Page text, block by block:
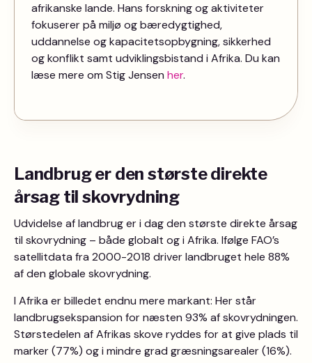
afrikanske lande. Hans forskning og aktiviteter
fokuserer på miljø og bæredygtighed,
uddannelse og kapacitetsopbygning, sikkerhed
og konflikt samt udviklingsbistand i Afrika. Du kan
læse mere om Stig Jensen her.
Landbrug er den største direkte
årsag til skovrydning
Udvidelse af landbrug er i dag den største direkte årsag
til skovrydning – både globalt og i Afrika. Ifølge FAO’s
satellitdata fra 2000-2018 driver landbruget hele 88%
af den globale skovrydning.
I Afrika er billedet endnu mere markant: Her står
landbrugsekspansion for næsten 93% af skovrydningen.
Størstedelen af Afrikas skove ryddes for at give plads til
marker (77%) og i mindre grad græsningsarealer (16%).